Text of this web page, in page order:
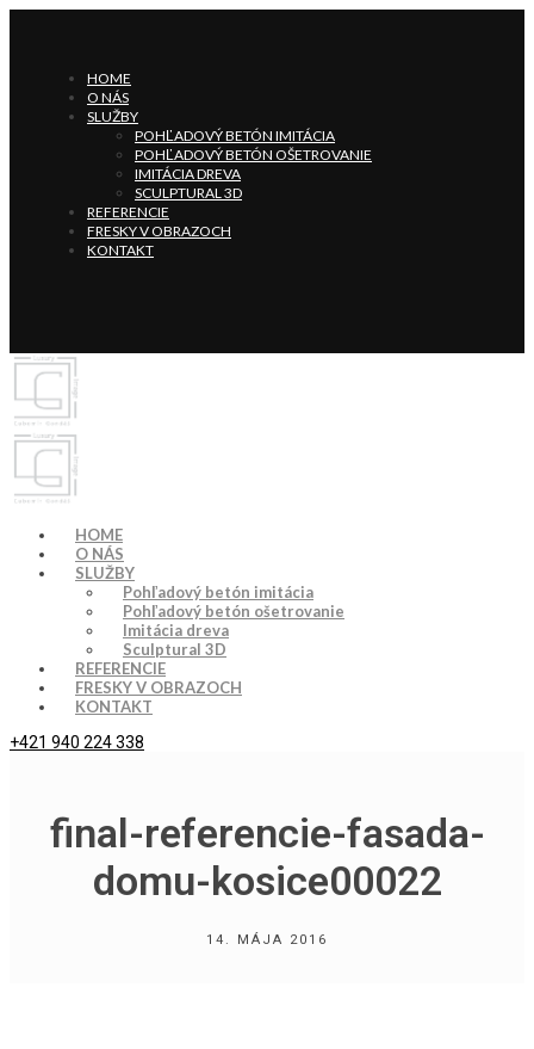
HOME
O NÁS
SLUŽBY
POHĽADOVÝ BETÓN IMITÁCIA
POHĽADOVÝ BETÓN OŠETROVANIE
IMITÁCIA DREVA
SCULPTURAL 3D
REFERENCIE
FRESKY V OBRAZOCH
KONTAKT
HOME
O NÁS
SLUŽBY
Pohľadový betón imitácia
Pohľadový betón ošetrovanie
Imitácia dreva
Sculptural 3D
REFERENCIE
FRESKY V OBRAZOCH
KONTAKT
+421 940 224 338
final-referencie-fasada-
domu-kosice00022
14. MÁJA 2016